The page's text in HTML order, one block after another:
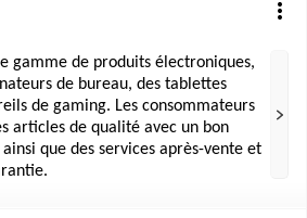
gamme de produits électroniques,
de bureau, des tablettes
de gaming. Les consommateurs
articles de qualité avec un bon
que des services après-vente et